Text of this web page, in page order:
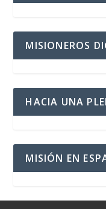
MISIONEROS
HACIA UNA
MISIÓN EN